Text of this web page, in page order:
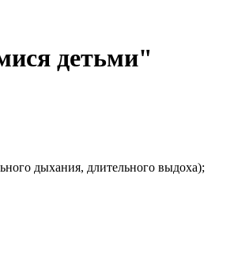
детьми"
дыхания, длительного выдоха);